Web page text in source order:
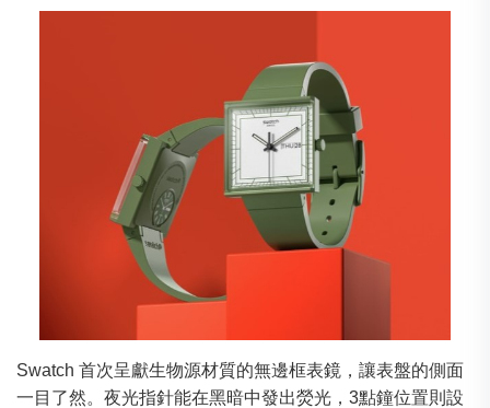
Swatch 首次呈獻生物源材質的無邊框表鏡，讓表盤的側面
一目了然。夜光指針能在黑暗中發出熒光，3點鐘位置則設